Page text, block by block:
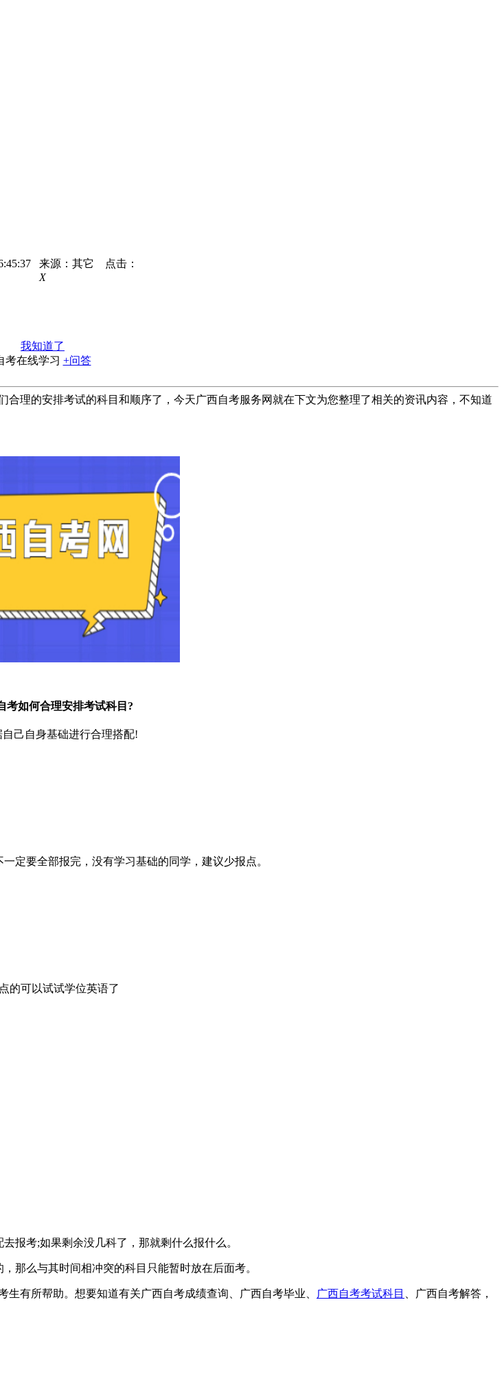
来源：其它 点击：
X
我知道了
考在线学习 +问答
的安排考试的科目和顺序了，今天广西自考服务网就在下文为您整理了相关的资讯内容，不知道
如何合理安排考试科目?
己自身基础进行合理搭配!
要全部报完，没有学习基础的同学，建议少报点。
的可以试试学位英语了
考;如果剩余没几科了，那就剩什么报什么。
么与其时间相冲突的科目只能暂时放在后面考。
有所帮助。想要知道有关广西自考成绩查询、广西自考毕业、 广西自考考试科目
、广西自考解答，